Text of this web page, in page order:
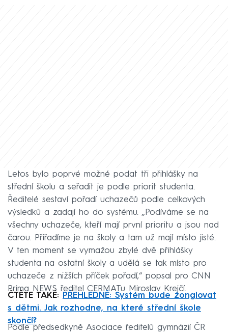
Letos bylo poprvé možné podat tři přihlášky na
střední školu a seřadit je podle priorit studenta.
Ředitelé sestaví pořadí uchazečů podle celkových
výsledků a zadají ho do systému. „Podíváme se na
všechny uchazeče, kteří mají první prioritu a jsou nad
čarou. Přiřadíme je na školy a tam už mají místo jisté.
V ten moment se vymažou zbylé dvě přihlášky
studenta na ostatní školy a udělá se tak místo pro
uchazeče z nižších příček pořadí,“ popsal pro CNN
Prima NEWS ředitel CERMATu Miroslav Krejčí.
ČTĚTE TAKÉ:
PŘEHLEDNĚ: Systém bude žonglovat
s dětmi. Jak rozhodne, na které střední škole
skončí?
Podle předsedkyně Asociace ředitelů gymnázií ČR